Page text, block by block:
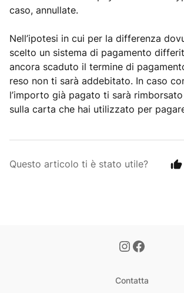
caso, annullate.
Nell’ipotesi in cui per la differenza
scelto un sistema di pagamento
ancora scaduto il termine di
reso non ti sarà addebitato. In caso
l’importo già pagato ti sarà
sulla carta che hai utilizzato per
Questo articolo ti è stato utile?
Contatta